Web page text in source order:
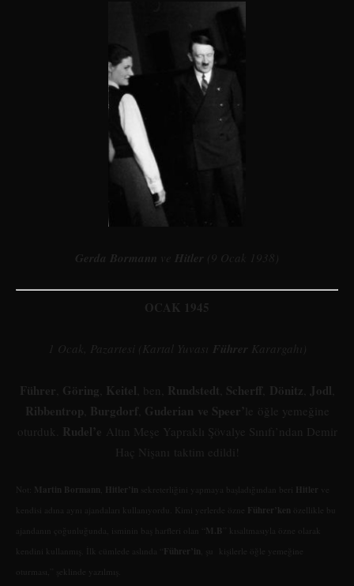
Gerda Bormann ve Hitler (9 Ocak 1938)
OCAK 1945
1 Ocak, Pazartesi (Kartal Yuvası Führer Karargahı)
Führer Göring Keitel , ben, Rundstedt Scherff Dönitz Jodl
Ribbentrop Burgdorf Guderian ve Speer’ le öğle yemeğine
oturduk.
Rudel’e Altın Meşe Yapraklı Şövalye Sınıfı’ndan Demir
Haç Nişanı taktim edildi!
Martin Bormann Hitler’in Hitler
Führer’ken
M.B
Führer’in